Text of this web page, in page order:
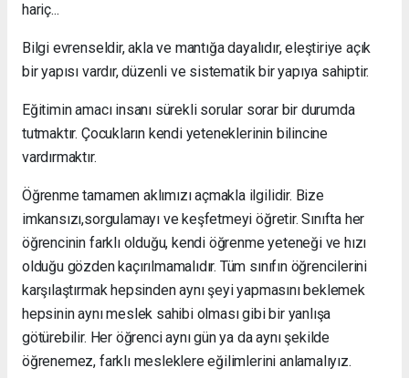
hariç...
Bilgi evrenseldir, akla ve mantığa dayalıdır, eleştiriye açık
bir yapısı vardır, düzenli ve sistematik bir yapıya sahiptir.
Eğitimin amacı insanı sürekli sorular sorar bir durumda
tutmaktır. Çocukların kendi yeteneklerinin bilincine
vardırmaktır.
Öğrenme tamamen aklımızı açmakla ilgilidir. Bize
imkansızı,sorgulamayı ve keşfetmeyi öğretir. Sınıfta her
öğrencinin farklı olduğu, kendi öğrenme yeteneği ve hızı
olduğu gözden kaçırılmamalıdır. Tüm sınıfın öğrencilerini
karşılaştırmak hepsinden aynı şeyi yapmasını beklemek
hepsinin aynı meslek sahibi olması gibi bir yanlışa
götürebilir. Her öğrenci aynı gün ya da aynı şekilde
öğrenemez, farklı mesleklere eğilimlerini anlamalıyız.